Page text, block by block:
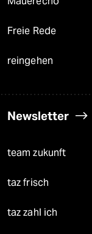
Freie Rede
reingehen
Newsletter
team zukunft
taz frisch
taz zahl ich